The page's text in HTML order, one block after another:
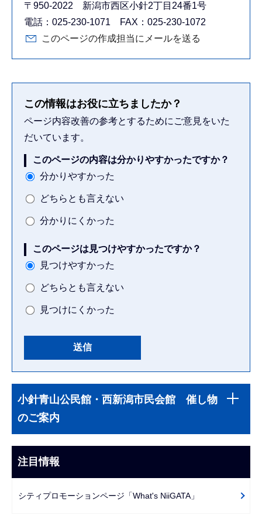
〒950-2022 新潟市西区小針2丁目24番1号
電話：025-230-1071 FAX：025-230-1072
このページの作成担当にメールを送る
この情報はお役に立ちましたか？
ページ内容改善の参考とするためにご意見をいた
だいています。
このページの内容は分かりやすかったですか？
分かりやすかった
どちらとも言えない
分かりにくかった
このページは見つけやすかったですか？
見つけやすかった
どちらとも言えない
見つけにくかった
文
こ
ま
で
ナ
ゲ
シ
小針青山公民館・西新潟市民会館 催し物
のご案内
注目情報
シティプロモーションページ「What's NiiGATA」